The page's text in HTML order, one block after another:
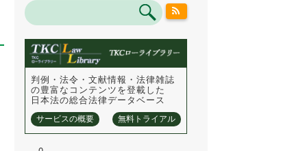
判例・法令・文献情報・法律雑誌
の豊富なコンテンツを登載した
日本法の総合法律データベース
サービスの概要 無料トライアル